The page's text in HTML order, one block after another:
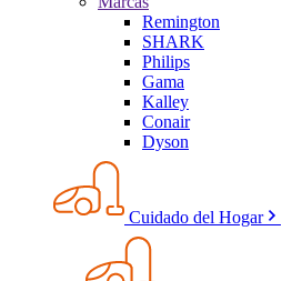
Remington
SHARK
Philips
Gama
Kalley
Conair
Dyson
Cuidado del Hogar